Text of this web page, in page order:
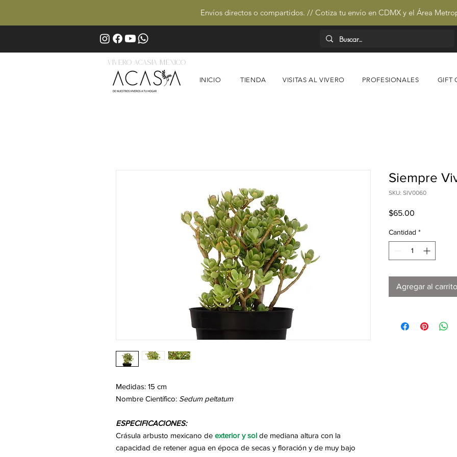
Envíos directos o compartidos. // Cotiza tu envío en CDMX y el Área
Vivero Acasia MÉxico
INICIO TIENDA VISITAS AL VIVERO PROFESIONALES GIFT
Medidas: 15 cm
Nombre Científico: Sedum peltatum
ESPECIFICACIONES:
Crásula arbusto mexicano de exterior y sol de mediana altura con la
capacidad de retener agua en época de secas y floración y de muy bajo
Siempre
SKU: SIV0060
$65.00
Cantidad *
Agregar al carrito